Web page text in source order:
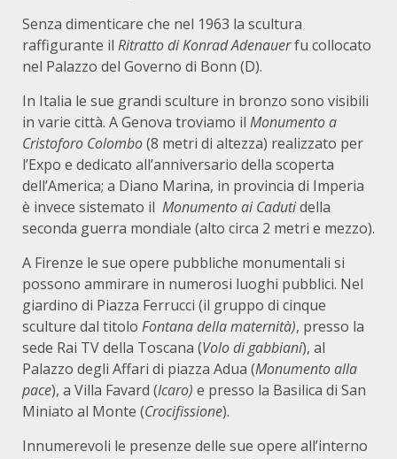
Senza dimenticare che nel 1963 la scultura
raffigurante il Ritratto di Konrad Adenauerfu collocato
nel Palazzo del Governo di Bonn (D).
In Italia le sue grandi sculture in bronzo sono visibili
in varie città. A Genova troviamo il Monumento a
Cristoforo Colombo(8 metri di altezza) realizzato per
l’Expo e dedicato all’anniversario della scoperta
dell’America; a Diano Marina, in provincia di Imperia
è invece sistemato il Monumento ai Cadutidella
seconda guerra mondiale (alto circa 2 metri e mezzo).
A Firenze le sue opere pubbliche monumentali si
possono ammirare in numerosi luoghi pubblici. Nel
giardino di Piazza Ferrucci (il gruppo di cinque
sculture dal titolo Fontana della maternità), presso la
sede Rai TV della Toscana (Volo di gabbiani), al
Palazzo degli Affari di piazza Adua (Monumento alla
pace), a Villa Favard (Icaro) e presso la Basilica di San
Miniato al Monte (Crocifissione).
Innumerevoli le presenze delle sue opere all’interno